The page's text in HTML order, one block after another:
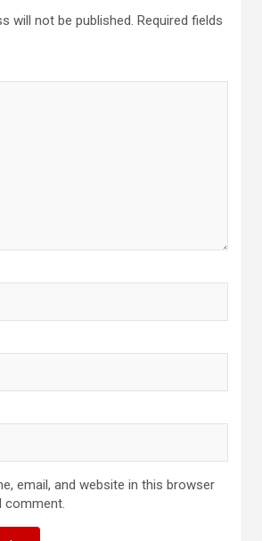
will not be published. Required fields
email, and website in this browser
comment.